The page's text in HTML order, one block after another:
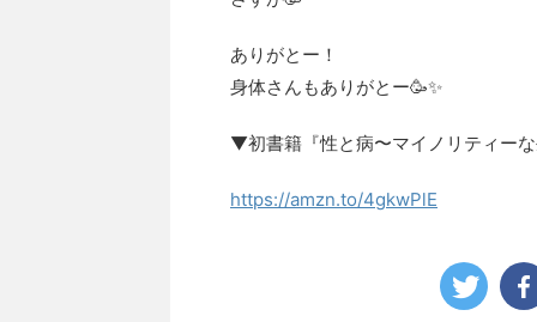
ありがとー！
身体さんもありがとー🥳✨
▼初書籍『性と病〜マイノリティー
https://amzn.to/4gkwPlE